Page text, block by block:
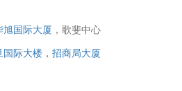
旭国际大厦 ，歌斐中心
国际大楼 ， 招商局大厦